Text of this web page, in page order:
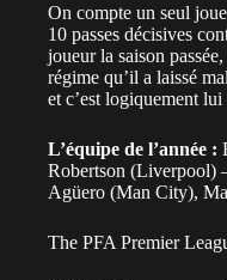
On compte un seul
10 passes décisives
joueur la saison
régime qu’il a laissé
et c’est logiquement
L’équipe de l’année :
Robertson (Liverpool)
Agüero (Man City),
The PFA Premier